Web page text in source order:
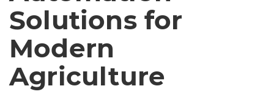
Solutions for
Modern
Agriculture